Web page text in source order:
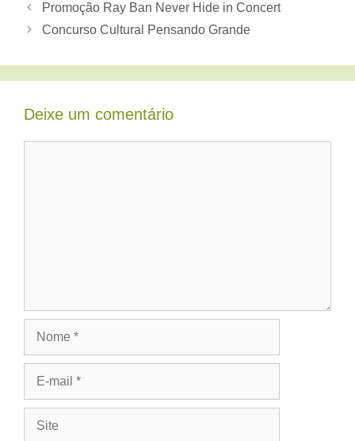
Promoção Ray Ban Never Hide in Concert
Concurso Cultural Pensando Grande
Deixe um comentário